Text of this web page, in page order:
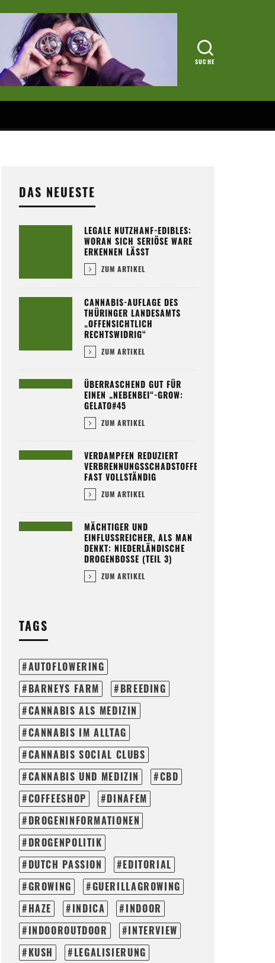
DAS NEUESTE
LEGALE NUTZHANF-EDIBLES:
WORAN SICH SERIÖSE WARE
ERKENNEN LÄSST
ZUM ARTIKEL
CANNABIS-AUFLAGE DES
THÜRINGER LANDESAMTS
„OFFENSICHTLICH
RECHTSWIDRIG“
ZUM ARTIKEL
ÜBERRASCHEND GUT FÜR
EINEN „NEBENBEI“-GROW:
GELATO#45
ZUM ARTIKEL
VERDAMPFEN REDUZIERT
VERBRENNUNGSSCHADSTOFFE
FAST VOLLSTÄNDIG
ZUM ARTIKEL
MÄCHTIGER UND
EINFLUSSREICHER, ALS MAN
DENKT: NIEDERLÄNDISCHE
DROGENBOSSE (TEIL 3)
ZUM ARTIKEL
TAGS
AUTOFLOWERING
BARNEYS FARM
BREEDING
CANNABIS ALS MEDIZIN
CANNABIS IM ALLTAG
CANNABIS SOCIAL CLUBS
CANNABIS UND MEDIZIN
CBD
COFFEESHOP
DINAFEM
DROGENINFORMATIONEN
DROGENPOLITIK
DUTCH PASSION
EDITORIAL
GROWING
GUERILLAGROWING
HAZE
INDICA
INDOOR
INDOOROUTDOOR
INTERVIEW
KUSH
LEGALISIERUNG